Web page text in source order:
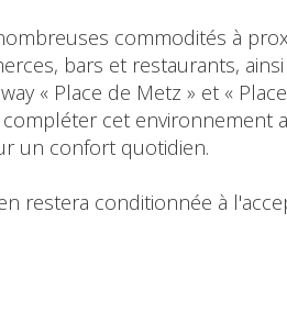
commodités à
bars et restaurants,
« Place de Metz » et «
cet environnement
un confort quotidien.
restera conditionnée à